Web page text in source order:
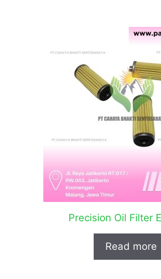
Precision Oil Filter
Read more